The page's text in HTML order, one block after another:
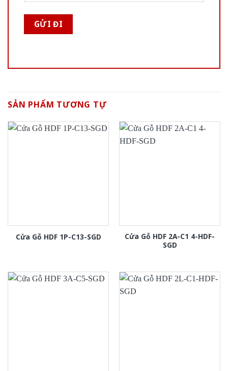
SẢN PHẨM TƯƠNG TỰ
Cửa Gỗ HDF 1P-C13-SGD
Cửa Gỗ HDF 2A-C1 4-HDF-
SGD